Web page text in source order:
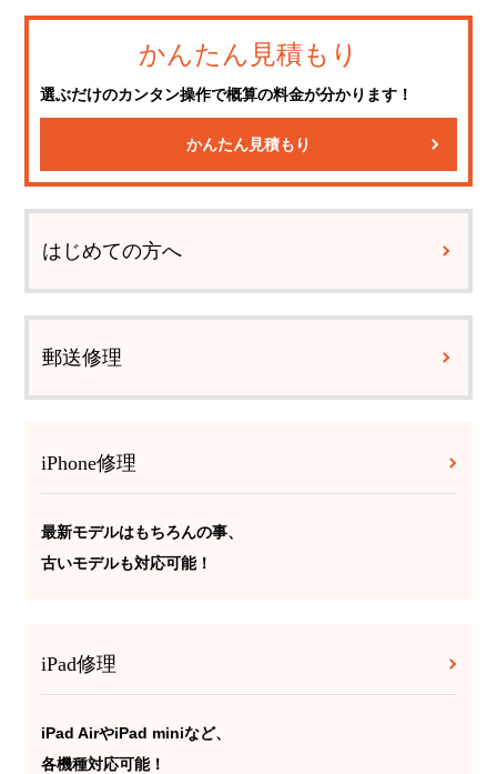
かんたん見積もり
選ぶだけのカンタン操作で概算の料金が分かります！
かんたん見積もり
はじめての方へ
郵送修理
iPhone修理
最新モデルはもちろんの事、
古いモデルも対応可能！
iPad修理
iPad AirやiPad miniなど、
各機種対応可能！